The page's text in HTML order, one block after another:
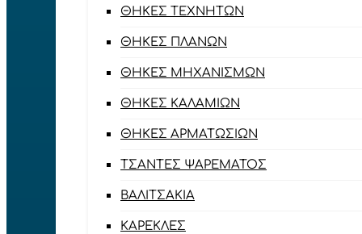
ΘΉΚΕΣ ΤΕΧΝΗΤΏΝ
ΘΉΚΕΣ ΠΛΆΝΩΝ
ΘΉΚΕΣ ΜΗΧΑΝΙΣΜΏΝ
ΘΉΚΕΣ ΚΑΛΑΜΙΏΝ
ΘΉΚΕΣ ΑΡΜΑΤΩΣΙΏΝ
ΤΣΆΝΤΕΣ ΨΑΡΈΜΑΤΟΣ
ΒΑΛΙΤΣΆΚΙΑ
ΚΑΡΈΚΛΕΣ